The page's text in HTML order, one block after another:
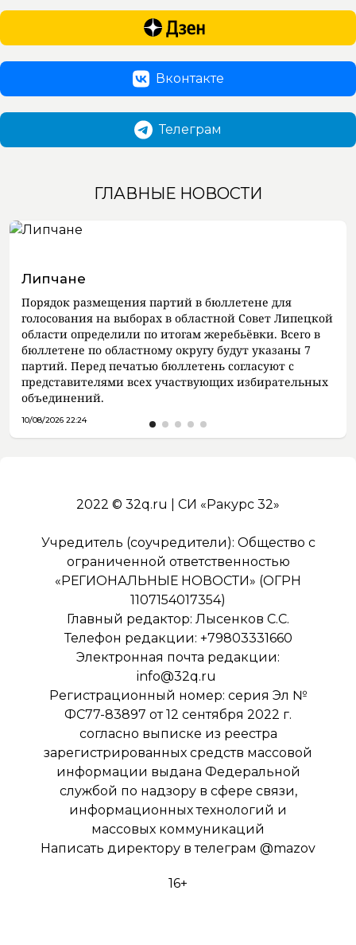
Вконтакте
Телеграм
ГЛАВНЫЕ НОВОСТИ
Липчане
Порядок размещения партий в бюллетене для
голосования на выборах в областной Совет Липецкой
области определили по итогам жеребьёвки. Всего в
бюллетене по областному округу будут указаны 7
партий. Перед печатью бюллетень согласуют с
представителями всех участвующих избирательных
объединений.
10/08/2026 22:24
2022 © 32q.ru | СИ «Ракурс 32»
Учредитель (соучредители): Общество с
ограниченной ответственностью
«РЕГИОНАЛЬНЫЕ НОВОСТИ» (ОГРН
1107154017354)
Главный редактор: Лысенков С.С.
Телефон редакции: +79803331660
Электронная почта редакции:
info@32q.ru
Регистрационный номер: серия Эл №
ФС77-83897 от 12 сентября 2022 г.
согласно выписке из реестра
зарегистрированных средств массовой
информации выдана Федеральной
службой по надзору в сфере связи,
информационных технологий и
массовых коммуникаций
Написать директору в телеграм @mazov
16+